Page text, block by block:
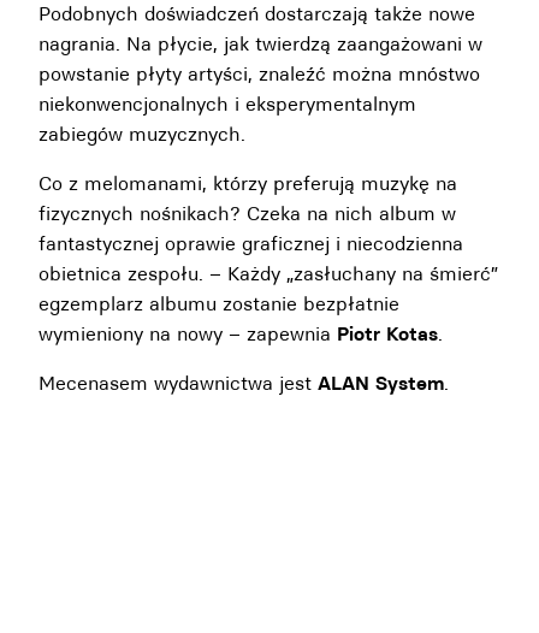
Podobnych doświadczeń dostarczają także nowe
nagrania. Na płycie, jak twierdzą zaangażowani w
powstanie płyty artyści, znaleźć można mnóstwo
niekonwencjonalnych i eksperymentalnym
zabiegów muzycznych.
Co z melomanami, którzy preferują muzykę na
fizycznych nośnikach? Czeka na nich album w
fantastycznej oprawie graficznej i niecodzienna
obietnica zespołu. – Każdy „zasłuchany na śmierć”
egzemplarz albumu zostanie bezpłatnie
wymieniony na nowy – zapewnia Piotr Kotas
Mecenasem wydawnictwa jest ALAN System